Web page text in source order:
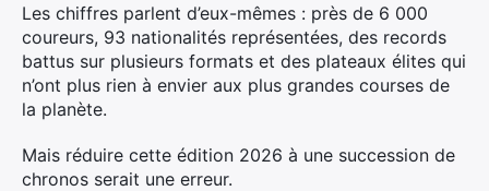
Les chiffres parlent d’eux-mêmes : près de 6 000
coureurs, 93 nationalités représentées, des records
battus sur plusieurs formats et des plateaux élites qui
n’ont plus rien à envier aux plus grandes courses de
la planète.
Mais réduire cette édition 2026 à une succession de
chronos serait une erreur.